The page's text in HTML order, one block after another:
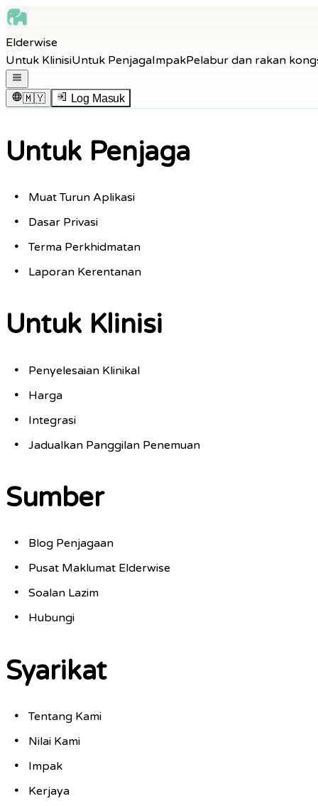
Skip to navigation
Skip to footer
Elderwise
Untuk KlinisiUntuk PenjagaImpakPelabur dan rakan
🇲🇾
Log Masuk
Untuk Penjaga
Muat Turun Aplikasi
Dasar Privasi
Terma Perkhidmatan
Laporan Kerentanan
Untuk Klinisi
Penyelesaian Klinikal
Harga
Integrasi
Jadualkan Panggilan Penemuan
Sumber
Blog Penjagaan
Pusat Maklumat Elderwise
Soalan Lazim
Hubungi
Syarikat
Tentang Kami
Nilai Kami
Impak
Kerjaya